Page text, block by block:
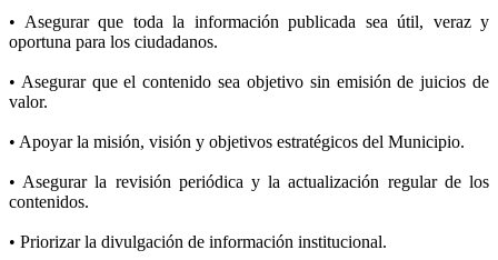
• Asegurar que toda la información publicada sea útil, veraz y
oportuna para los ciudadanos.
• Asegurar que el contenido sea objetivo sin emisión de juicios de
valor.
• Apoyar la misión, visión y objetivos estratégicos del Municipio.
• Asegurar la revisión periódica y la actualización regular de los
contenidos.
• Priorizar la divulgación de información institucional.